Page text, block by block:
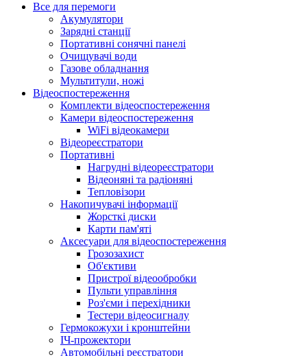
Все для перемоги
Акумулятори
Зарядні станції
Портативні сонячні панелі
Очищувачі води
Газове обладнання
Мультитули, ножі
Відеоспостереження
Комплекти відеоспостереження
Камери відеоспостереження
WiFi відеокамери
Відеореєстратори
Портативні
Нагрудні відеореєстратори
Відеоняні та радіоняні
Тепловізори
Накопичувачі інформації
Жорсткі диски
Карти пам'яті
Аксесуари для відеоспостереження
Грозозахист
Об'єктиви
Пристрої відеообробки
Пульти управління
Роз'єми і перехідники
Тестери відеосигналу
Гермокожухи і кронштейни
ІЧ-прожектори
Автомобільні реєстратори